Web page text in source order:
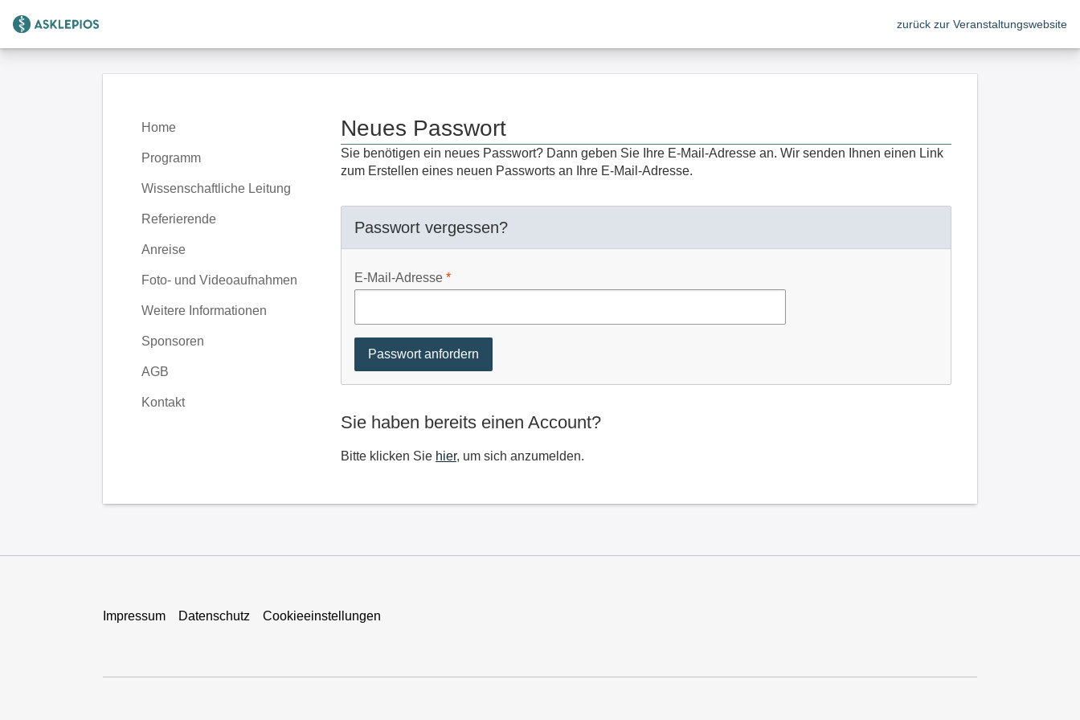
Zur Startseite zurück zur Veranstaltungswebsite
Home
Programm
Wissenschaftliche Leitung
Referierende
Anreise
Foto- und Videoaufnahmen
Weitere Informationen
Sponsoren
AGB
Kontakt
Neues Passwort
Sie benötigen ein neues Passwort? Dann geben Sie Ihre E-Mail-Adresse an. Wir senden Ihnen einen Link
zum Erstellen eines neuen Passworts an Ihre E-Mail-Adresse.
Passwort vergessen?
E-Mail-Adresse
Sie haben bereits einen Account?
Bitte klicken Sie hier, um sich anzumelden.
Impressum Datenschutz Cookieeinstellungen